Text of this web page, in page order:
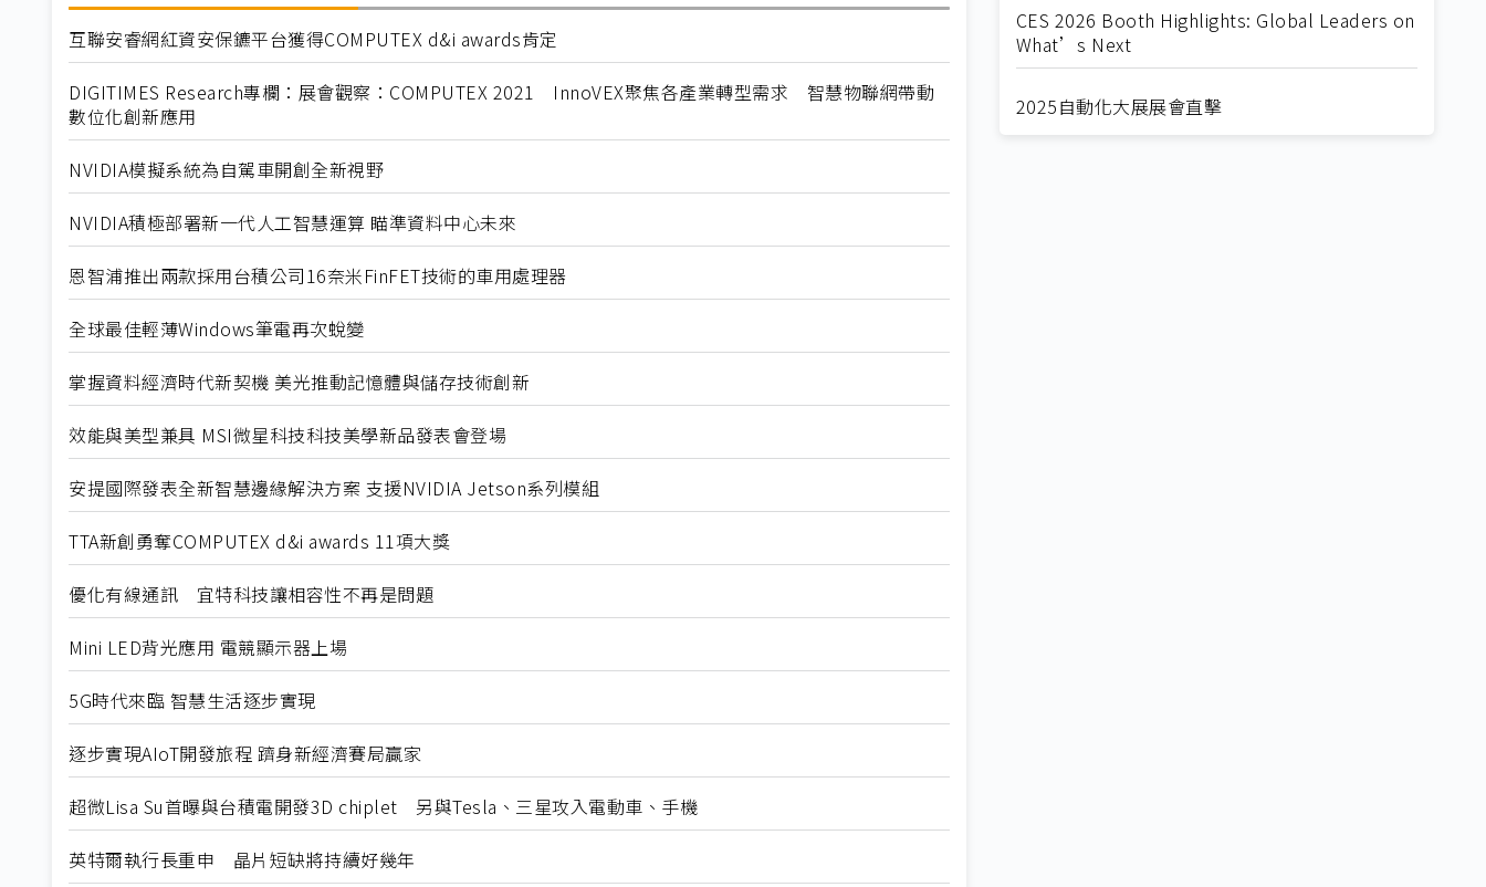
互聯安睿網紅資安保鑣平台獲得COMPUTEX d&i awards肯定
DIGITIMES Research專欄：展會觀察：COMPUTEX 2021 InnoVEX聚焦各產業轉型需求 智慧物聯網帶動
數位化創新應用
NVIDIA模擬系統為自駕車開創全新視野
NVIDIA積極部署新一代人工智慧運算 瞄準資料中心未來
恩智浦推出兩款採用台積公司16奈米FinFET技術的車用處理器
全球最佳輕薄Windows筆電再次蛻變
掌握資料經濟時代新契機 美光推動記憶體與儲存技術創新
效能與美型兼具 MSI微星科技科技美學新品發表會登場
安提國際發表全新智慧邊緣解決方案 支援NVIDIA Jetson系列模組
TTA新創勇奪COMPUTEX d&i awards 11項大獎
優化有線通訊 宜特科技讓相容性不再是問題
Mini LED背光應用 電競顯示器上場
5G時代來臨 智慧生活逐步實現
逐步實現AIoT開發旅程 躋身新經濟賽局贏家
超微Lisa Su首曝與台積電開發3D chiplet 另與Tesla、三星攻入電動車、手機
英特爾執行長重申 晶片短缺將持續好幾年
CES 2026 Booth Highlights: Global Leaders on
What’s Next
2025自動化大展展會直擊